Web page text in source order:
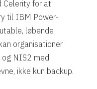
Celerity for at
til IBM Power-
løbende
organisationer
og NIS2 med
ikke kun backup.